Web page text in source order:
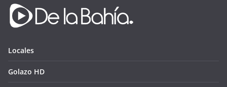
Locales
Golazo HD